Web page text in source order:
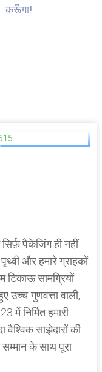
करूँगा!
पैकेजिंग ही नहीं
और हमारे ग्राहकों
सामग्रियों
उच्च-गुणवत्ता वाली,
निर्मित हमारी
वैश्विक साझेदारों की
के साथ पूरा